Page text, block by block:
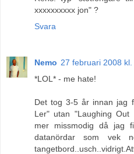
xxxxxxxxxx jon" ?
Svara
Nemo 27 februari 2008
*LOL* - me hate!
Det tog 3-5 år innan jag
Ler" utan "Laughing Out
mer missmodig då jag
datanördar som vek